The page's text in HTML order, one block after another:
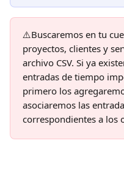
⚠️Buscaremos en tu
proyectos, clientes y
archivo CSV. Si ya
entradas de tiempo
primero los
asociaremos las
correspondientes a los